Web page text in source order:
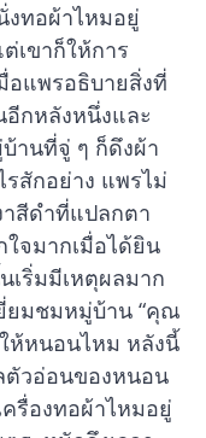
งทอผ้าไหมอยู่
เขาก็ให้การ
อแพรอธิบายสิ่งที่
อีกหลังหนึ่งและ
านที่จู่ ๆ ก็ดึงผ้า
สักอย่าง แพรไม่
าสีดำที่แปลกตา
ใจมากเมื่อได้ยิน
เริ่มมีเหตุผลมาก
ยมชมหมู่บ้าน “คุณ
ห้หนอนไหม หลังนี้
ตัวอ่อนของหนอน
รื่องทอผ้าไหมอยู่